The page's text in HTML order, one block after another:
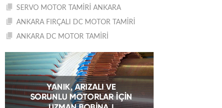
SERVO MOTOR TAMİRİ ANKARA
ANKARA FIRÇALI DC MOTOR TAMİRİ
ANKARA DC MOTOR TAMİRİ